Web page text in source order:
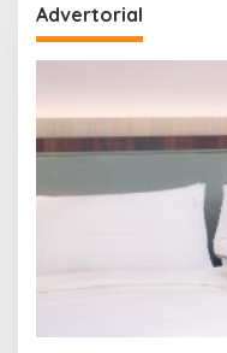
Advertorial